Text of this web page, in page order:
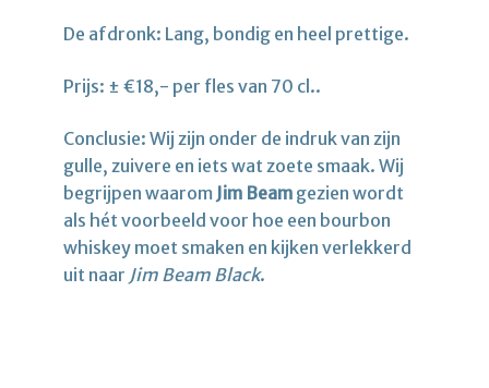
De afdronk: Lang, bondig en heel prettige.
Prijs: ± €18,- per fles van 70 cl..
Conclusie: Wij zijn onder de indruk van zijn
gulle, zuivere en iets wat zoete smaak. Wij
begrijpen waarom Jim Beam gezien wordt
als hét voorbeeld voor hoe een bourbon
whiskey moet smaken en kijken verlekkerd
uit naar Jim Beam Black.